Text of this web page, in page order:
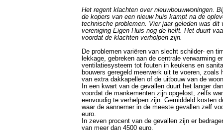
Het regent klachten over nieuwbouwwoningen.
de kopers van een nieuw huis kampt na de
technische problemen. Vier jaar geleden was dit
vereniging Eigen Huis nog de helft. Het duurt
voordat de klachten verholpen zijn.
De problemen variëren van slecht schilder- en
lekkage, gebreken aan de centrale verwarming
ventilatiesysteem tot fouten in keukens en
bouwers geregeld meerwerk uit te voeren, zoals
van extra dakkapellen of de uitbouw van de
In een kwart van de gevallen duurt het langer
voordat de mankementen zijn opgelost, zelfs
eenvoudig te verhelpen zijn. Gemiddeld kosten
waar de aannemer in de meeste gevallen zelf
euro.
In zeven procent van de gevallen zijn er
van meer dan 4500 euro.